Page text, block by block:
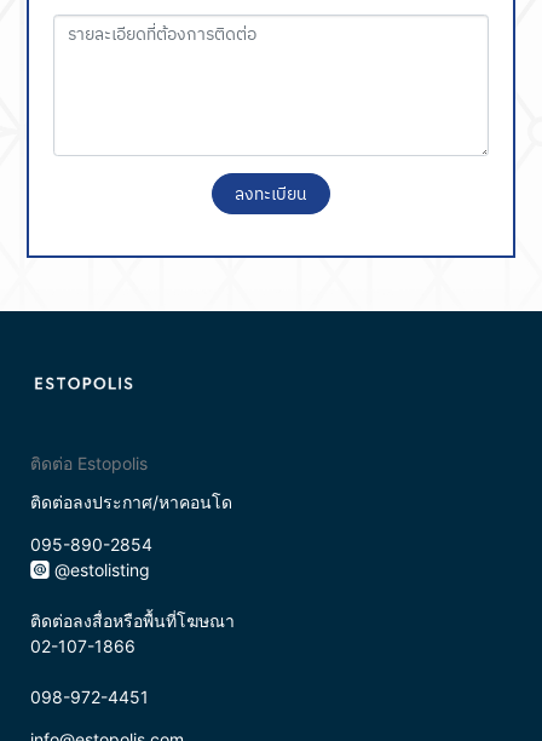
ลงทะเบียน
ติดต่อ Estopolis
ติดต่อลงประกาศ/หาคอนโด
095-890-2854
@estolisting
ติดต่อลงสื่อหรือพื้นที่โฆษณา
02-107-1866
098-972-4451